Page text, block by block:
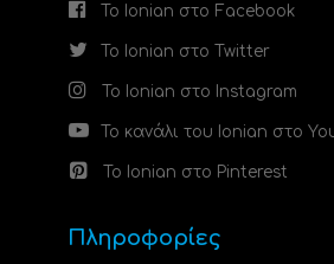
Το Ionian στο Facebook
Το Ionian στο Twitter
Το Ionian στο Instagram
Το κανάλι του Ionian στο
Το Ionian στο Pinterest
Πληροφορίες